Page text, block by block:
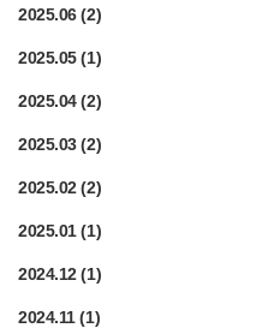
2025.06(2)
2025.05(1)
2025.04(2)
2025.03(2)
2025.02(2)
2025.01(1)
2024.12(1)
2024.11(1)